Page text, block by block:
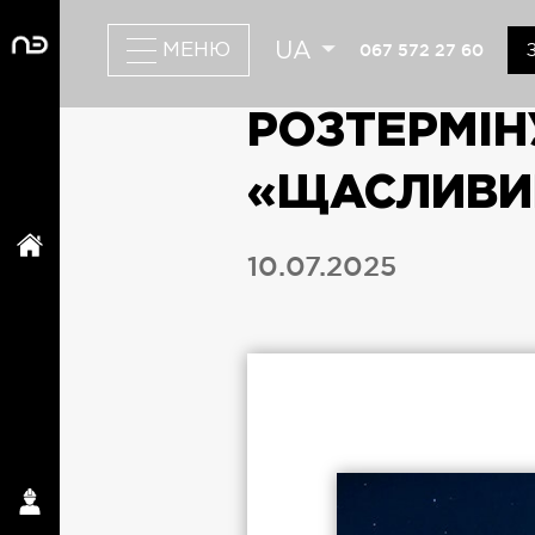
МЕНЮ UA 067 572 27 60
10.07.2025